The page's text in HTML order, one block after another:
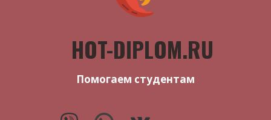
HOT-DIPLOM.RU
Помогаем студентам